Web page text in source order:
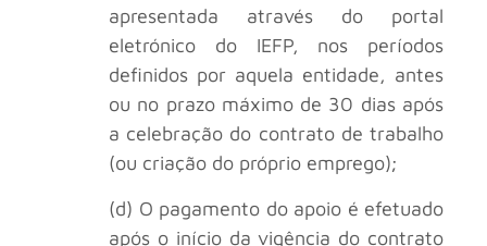
apresentada através do portal
eletrónico do IEFP, nos períodos
definidos por aquela entidade, antes
ou no prazo máximo de 30 dias após
a celebração do contrato de trabalho
(ou criação do próprio emprego);
(d) O pagamento do apoio é efetuado
após o início da vigência do contrato